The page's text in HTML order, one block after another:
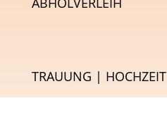
TRAUUNG | HOCHZEIT